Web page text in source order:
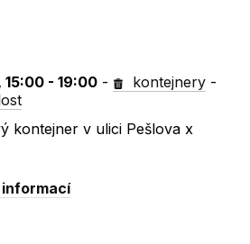
- 19:00 - kontejnery -
kontejner v ulici Pešlova x